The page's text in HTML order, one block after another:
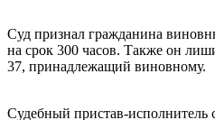
Суд признал гражданина
на срок 300 часов. Также он
37, принадлежащий виновному.
Судебный пристав-исполнитель